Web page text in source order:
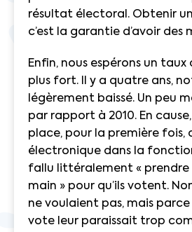
résultat électoral. Obtenir
c’est la garantie d’avoir des
Enfin, nous espérons un
plus fort. Il y a quatre ans,
légèrement baissé. Un peu
par rapport à 2010. En
place, pour la première fois,
électronique dans la
fallu littéralement « prendre
main » pour qu’ils votent.
ne voulaient pas, mais
vote leur paraissait trop